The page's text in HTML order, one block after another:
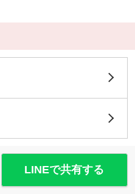
LINEで共有する